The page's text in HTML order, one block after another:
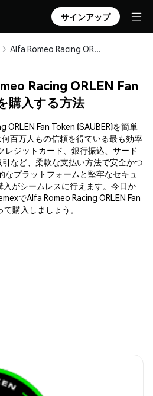
サインアップ
Alfa Romeo Racing ORLEN Fan Token (SAUBER) を安全に購入・保管
Racing ORLEN Fan
購入する方法
ORLEN Fan Token (SAUBER)を簡単
百万人もの信頼を得ている最も効率
レジットカード、銀行振込、サード
など、柔軟な支払い方法で安全かつ
なプラットフォームと堅牢なセキュ
入がシームレスに行えます。今日か
でAlfa Romeo Racing ORLEN Fan
購入しましょう。